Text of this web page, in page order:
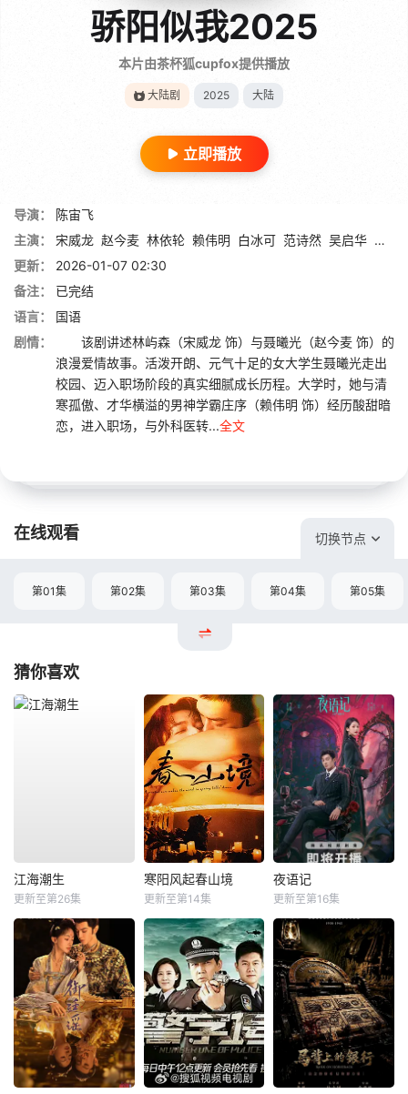
骄阳似我2025
本片由茶杯狐cupfox提供播放
大陆剧 2025 大陆
立即播放
导演：
陈宙飞
主演：
宋威龙 赵今麦 林依轮 赖伟明 白冰可 范诗然 吴启华 孔令
更新：
2026-01-07 02:30
备注：
已完结
语言：
国语
剧情：
该剧讲述林屿森（宋威龙 饰）与聂曦光（赵今麦 饰）的
浪漫爱情故事。活泼开朗、元气十足的女大学生聂曦光走出
校园、迈入职场阶段的真实细腻成长历程。大学时，她与清
寒孤傲、才华横溢的男神学霸庄序（赖伟明 饰）经历酸甜暗
恋，进入职场，与外科医转...全文
在线观看 切换节点
第01集 第02集 第03集 第04集 第05集
猜你喜欢
江海潮生
更新至第26集
寒阳风起春山境
更新至第14集
夜语记
更新至第16集